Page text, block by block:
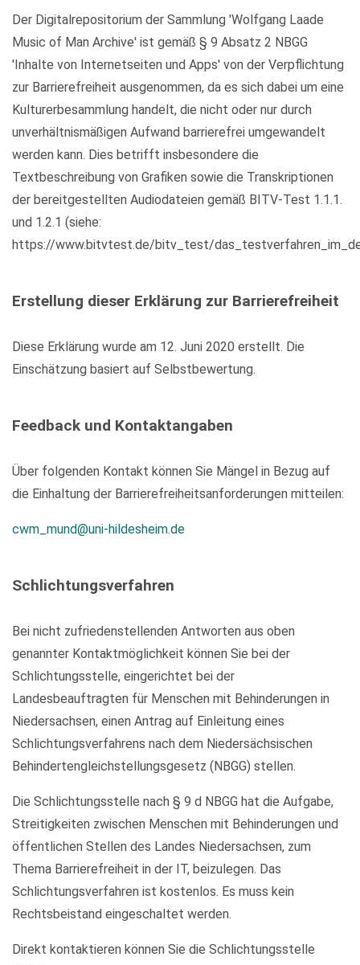
Der Digitalrepositorium der Sammlung 'Wolfgang Laade
Music of Man Archive' ist gemäß § 9 Absatz 2 NBGG
'Inhalte von Internetseiten und Apps' von der Verpflichtung
zur Barrierefreiheit ausgenommen, da es sich dabei um eine
Kulturerbesammlung handelt, die nicht oder nur durch
unverhältnismäßigen Aufwand barrierefrei umgewandelt
werden kann. Dies betrifft insbesondere die
Textbeschreibung von Grafiken sowie die Transkriptionen
der bereitgestellten Audiodateien gemäß BITV-Test 1.1.1.
und 1.2.1 (siehe:
https://www.bitvtest.de/bitv_test/
Erstellung dieser Erklärung zur Barrierefreiheit
Diese Erklärung wurde am 12. Juni 2020 erstellt. Die
Einschätzung basiert auf Selbstbewertung.
Feedback und Kontaktangaben
Über folgenden Kontakt können Sie Mängel in Bezug auf
die Einhaltung der Barrierefreiheitsanforderungen mitteilen:
cwm_mund@uni-hildesheim.de
Schlichtungsverfahren
Bei nicht zufriedenstellenden Antworten aus oben
genannter Kontaktmöglichkeit können Sie bei der
Schlichtungsstelle, eingerichtet bei der
Landesbeauftragten für Menschen mit Behinderungen in
Niedersachsen, einen Antrag auf Einleitung eines
Schlichtungsverfahrens nach dem Niedersächsischen
Behindertengleichstellungsgesetz (NBGG) stellen.
Die Schlichtungsstelle nach § 9 d NBGG hat die Aufgabe,
Streitigkeiten zwischen Menschen mit Behinderungen und
öffentlichen Stellen des Landes Niedersachsen, zum
Thema Barrierefreiheit in der IT, beizulegen. Das
Schlichtungsverfahren ist kostenlos. Es muss kein
Rechtsbeistand eingeschaltet werden.
Direkt kontaktieren können Sie die Schlichtungsstelle